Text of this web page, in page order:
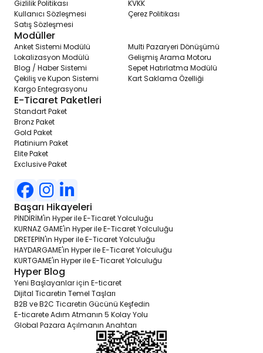
Gizlilik Politikası
Kullanıcı Sözleşmesi
Satış Sözleşmesi
KVKK
Çerez Politikası
Modüller
Anket Sistemi Modülü
Lokalizasyon Modülü
Blog / Haber Sistemi
Çekiliş ve Kupon Sistemi
Kargo Entegrasyonu
Multi Pazaryeri Dönüşümü
Gelişmiş Arama Motoru
Sepet Hatırlatma Modülü
Kart Saklama Özelliği
E-Ticaret Paketleri
Standart Paket
Bronz Paket
Gold Paket
Platinium Paket
Elite Paket
Exclusive Paket
Başarı Hikayeleri
PİNDİRİM'in Hyper ile E-Ticaret Yolculuğu
KURNAZ GAME'in Hyper ile E-Ticaret Yolculuğu
DRETEPİN'in Hyper ile E-Ticaret Yolculuğu
HAYDARGAME'in Hyper ile E-Ticaret Yolculuğu
KURTGAME'in Hyper ile E-Ticaret Yolculuğu
Hyper Blog
Yeni Başlayanlar için E-ticaret
Dijital Ticaretin Temel Taşları
B2B ve B2C Ticaretin Gücünü Keşfedin
E-ticarete Adım Atmanın 5 Kolay Yolu
Global Pazara Açılmanın Anahtarı